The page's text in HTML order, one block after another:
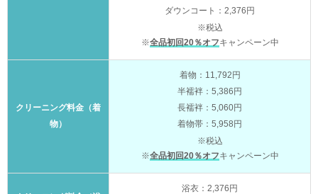
ダウンコート：2,376円
※税込
※全品初回20％オフキャンペーン中
クリーニング料金（着
物）
着物：11,792円
半襦袢：5,386円
長襦袢：5,060円
着物帯：5,958円
※税込
※全品初回20％オフキャンペーン中
浴衣：2,376円